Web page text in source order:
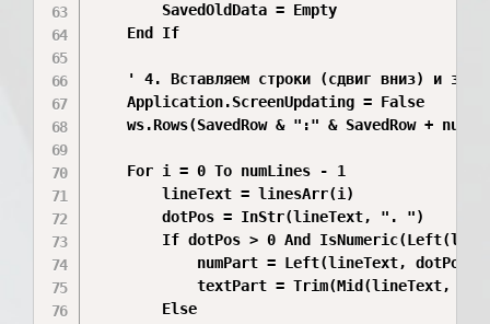
        SavedOldData = Empty
    End If
' 4. Вставляем строки (сдвиг вниз) и
    Application.ScreenUpdating = False
ws.Rows(SavedRow & ":" & SavedRow +
    For i = 0 To numLines - 1
        lineText = linesArr(i)
        dotPos = InStr(lineText, ". ")
If dotPos > 0 And
numPart = Left(lineText, dotPos +
textPart = Trim(Mid(lineText,
        Else